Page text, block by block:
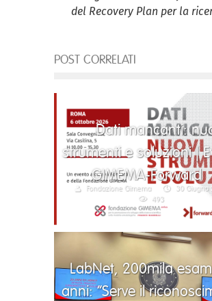
del Recovery Plan per la
POST CORRELATI
Dati mancanti:
strumenti e soluzioni |
GIMEMA-Forward
Fondazione Gimema
30 Giugno
493
LabNet, 200mila
anni: “Serve il